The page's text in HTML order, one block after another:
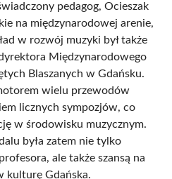
pedagog, Ocieszak
na międzynarodowej arenie,
w rozwój muzyki był także
Międzynarodowego
Blaszanych w Gdańsku.
wielu przewodów
licznych sympozjów, co
w środowisku muzycznym.
była zatem nie tylko
ale także szansą na
kulturę Gdańska.